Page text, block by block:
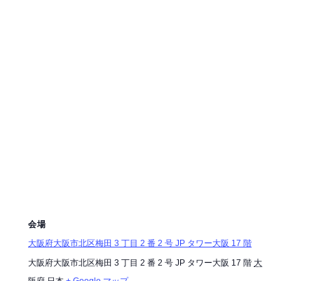
会場
大阪府大阪市北区梅田 3 丁目 2 番 2 号 JP タワー大阪 17 階
大阪府大阪市北区梅田 3 丁目 2 番 2 号 JP タワー大阪 17 階 大